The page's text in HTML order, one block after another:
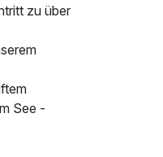
zu über
See -